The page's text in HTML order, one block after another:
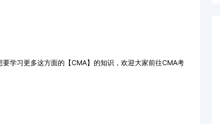
要学习更多这方面的【CMA】的知识，欢迎大家前往CMA考